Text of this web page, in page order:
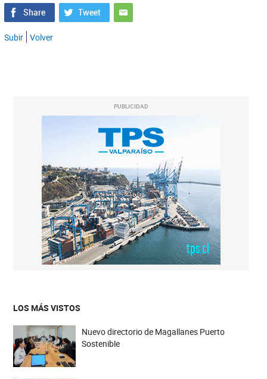
Subir Volver
PUBLICIDAD
LOS MÁS VISTOS
Nuevo directorio de Magallanes Puerto
Sostenible